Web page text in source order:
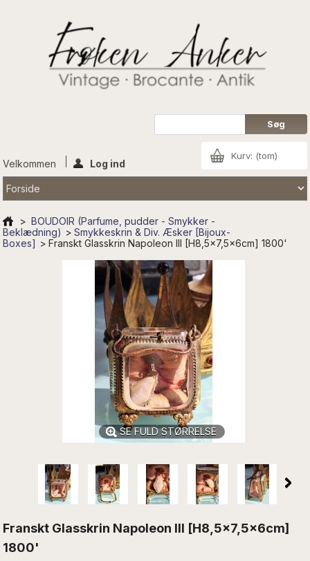
Kurv: (tom)
Velkommen Log ind
> BOUDOIR (Parfume, pudder - Smykker -
Beklædning) > Smykkeskrin & Div. Æsker [Bijoux-
Boxes] > Franskt Glasskrin Napoleon lll [H8,5x7,5x6cm] 1800'
SE FULD STØRRELSE
Franskt Glasskrin Napoleon lll [H8,5x7,5x6cm]
1800'